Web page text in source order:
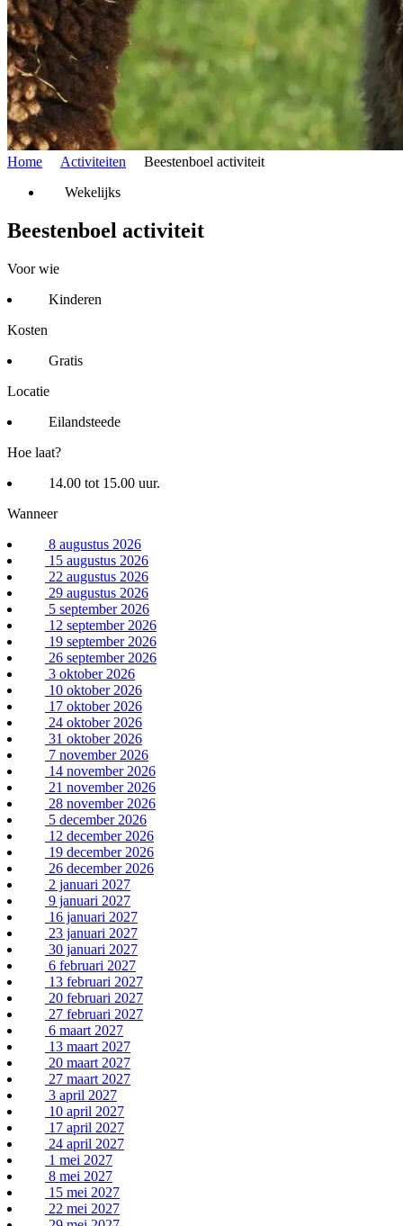
Home Activiteiten
Beestenboel activiteit
Wekelijks
Beestenboel activiteit
Voor wie
Kinderen
Kosten
Gratis
Locatie
Eilandsteede
Hoe laat?
14.00 tot 15.00 uur.
Wanneer
8 augustus 2026
15 augustus 2026
22 augustus 2026
29 augustus 2026
5 september 2026
12 september 2026
19 september 2026
26 september 2026
3 oktober 2026
10 oktober 2026
17 oktober 2026
24 oktober 2026
31 oktober 2026
7 november 2026
14 november 2026
21 november 2026
28 november 2026
5 december 2026
12 december 2026
19 december 2026
26 december 2026
2 januari 2027
9 januari 2027
16 januari 2027
23 januari 2027
30 januari 2027
6 februari 2027
13 februari 2027
20 februari 2027
27 februari 2027
6 maart 2027
13 maart 2027
20 maart 2027
27 maart 2027
3 april 2027
10 april 2027
17 april 2027
24 april 2027
1 mei 2027
8 mei 2027
15 mei 2027
22 mei 2027